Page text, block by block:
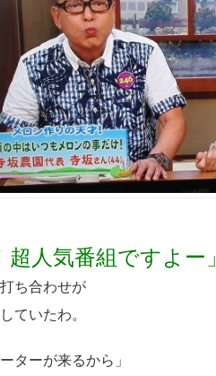
超人気番組ですよー」
ち合わせが
ていたわ。
ターが来るから」